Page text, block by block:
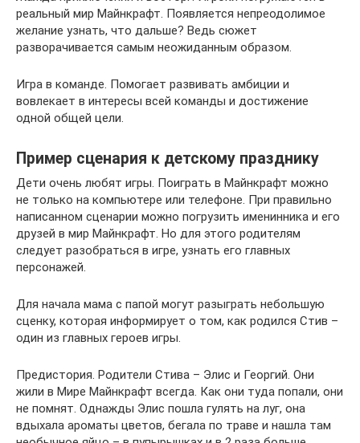
реальный мир Майнкрафт. Появляется непреодолимое
желание узнать, что дальше? Ведь сюжет
разворачивается самым неожиданным образом.
Игра в команде. Помогает развивать амбиции и
вовлекает в интересы всей команды и достижение
одной общей цели.
Пример сценария к детскому празднику
Дети очень любят игры. Поиграть в Майнкрафт можно
не только на компьютере или телефоне. При правильно
написанном сценарии можно погрузить именинника и его
друзей в мир Майнкрафт. Но для этого родителям
следует разобраться в игре, узнать его главных
персонажей.
Для начала мама с папой могут разыграть небольшую
сценку, которая информирует о том, как родился Стив –
один из главных героев игры.
Предистория. Родители Стива – Элис и Георгий. Они
жили в Мире Майнкрафт всегда. Как они туда попали, они
не помнят. Однажды Элис пошла гулять на луг, она
вдыхала ароматы цветов, бегала по траве и нашла там